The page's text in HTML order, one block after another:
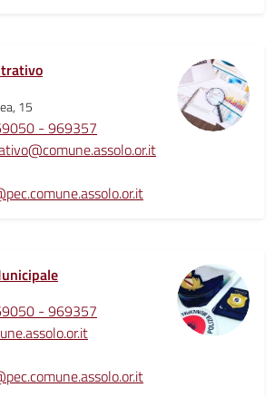
15
- 969357
- 969357